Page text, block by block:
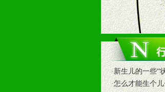
2、终端宣传品
提供全国统一的
3、大型促销活
根据市场开发需
专业的孕婴童媒
专业的孕婴童媒
4、专业完善的
·新生儿的一些“
·怎么才能生个